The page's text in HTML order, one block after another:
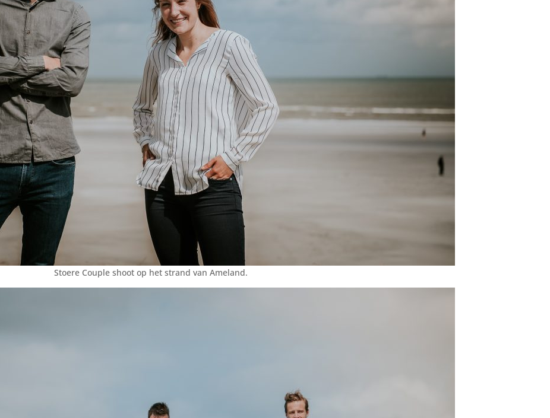
Stoere Couple shoot op het strand van Ameland.